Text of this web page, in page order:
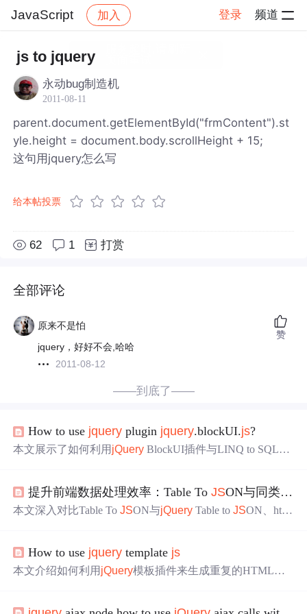
JavaScript 加入 登录 频道
社区
js to jquery
永动bug制造机
2011-08-11
parent.document.getElementById("frmContent").st
yle.height = document.body.scrollHeight + 15;
这句用jquery怎么写
给本帖投票
62 1 打赏
全部评论
原来不是怕
jquery，好好不会,哈哈
2011-08-12
赞
——到底了——
How to use jquery plugin jquery.blockUI.js?
本文展示了如何利用 jQuery BlockUI插件与LINQ to SQL实
提升前端数据处理效率：Table ToJSON与同类工具的终极对比分析
本文深入对比Table ToJSON与jQuery Table toJSON、html
性及配置能力等方面的差异。重点分析其作为
的模块化设计、8个核心配置项（如ignoreColumns、extract
How to use jquery template js
本文介绍如何利用 jQuery模板插件来生成重复的HTML元